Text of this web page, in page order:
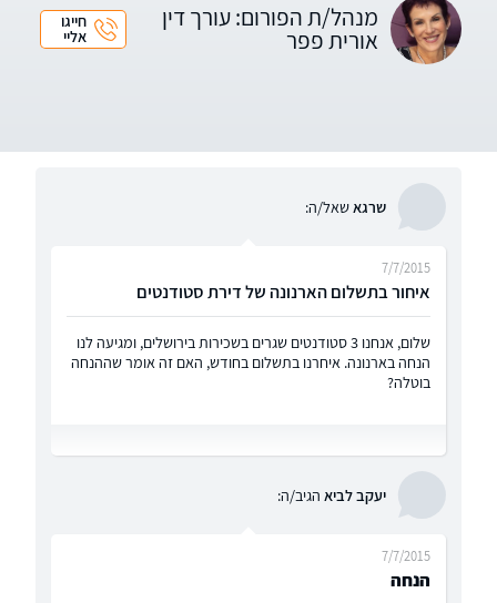
מנהל/ת הפורום: עורך דין
אורית פפר
חייגו
אליי
שרגאשאל/ה:
איחור בתשלום הארנונה של דירת סטודנטים
7/7/2015
שלום, אנחנו 3 סטודנטים שגרים בשכירות בירושלים, ומגיעה לנו
הנחה בארנונה. איחרנו בתשלום בחודש, האם זה אומר שההנחה
בוטלה?
יעקב לביא הגיב/ה:
הנחה
7/7/2015